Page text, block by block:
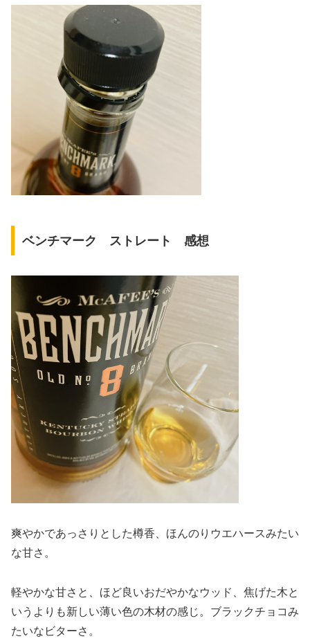
ベンチマーク ストレート 感想
爽やかであっさりとした樽香、ほんのりウエハースみたい
な甘さ。
軽やかな甘さと、ほど良いおだやかなウッド、焦げた木と
いうよりも新しい薄い色の木材の感じ。ブラックチョコみ
たいなビターさ。